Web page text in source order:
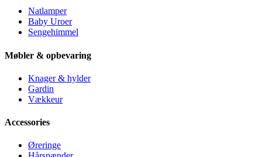
Natlamper
Baby Uroer
Sengehimmel
Møbler & opbevaring
Knager & hylder
Gardin
Vækkeur
Accessories
Øreringe